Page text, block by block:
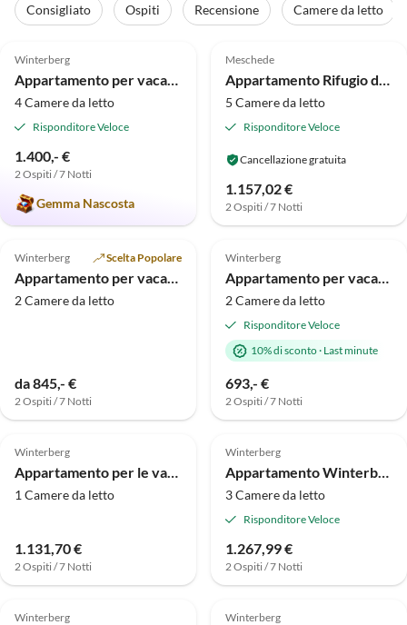
Consigliato Ospiti Recensione Camere da letto
Annuncio in
Alto
Winterberg
4 Camere da letto
Risponditore Veloce
1.400,- €
2 Ospiti / 7 Notti
Gemma Nascosta
Meschede
5 Camere da letto
Risponditore Veloce
Cancellazione gratuita
1.157,02 €
2 Ospiti / 7 Notti
Alto
4.4 (7)
Winterberg Scelta Popolare
2 Camere da letto
da 845,- €
2 Ospiti / 7 Notti
Tour
virtuale
Alto
5.0 (6)
Winterberg
2 Camere da letto
Risponditore Veloce
10% di sconto· Last minute
693,- €
2 Ospiti / 7 Notti
4.0 (2)
Winterberg
1 Camere da letto
1.131,70 €
2 Ospiti / 7 Notti
4.0 (1)
Winterberg
3 Camere da letto
Risponditore Veloce
1.267,99 €
2 Ospiti / 7 Notti
Winterberg
Alto
Winterberg